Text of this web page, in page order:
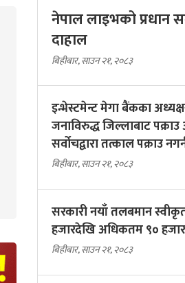
नेपाल लाइभको प्रधान
दाहाल
बिहीबार, साउन २१, २०८३
इन्भेस्टमेन्ट मेगा बैंकका
जनाविरुद्ध जिल्लाबाट
सर्वोचद्वारा तत्काल पक्राउ
बिहीबार, साउन २१, २०८३
सरकारी नयाँ तलबमान
हजारदेखि अधिकतम ९०
बिहीबार, साउन २१, २०८३